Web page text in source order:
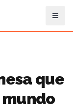
que